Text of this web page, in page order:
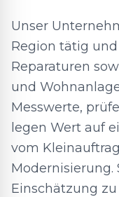
Unser
Region tätig
Reparaturen
und
Messwerte,
legen Wert auf
vom
Modernisierung.
Einschätzung